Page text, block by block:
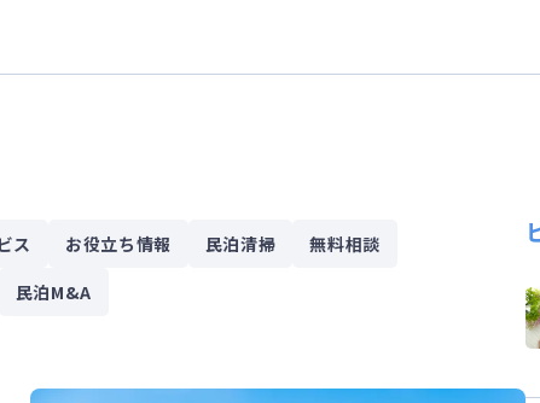
ス お役立ち情報 民泊清掃
無料相談
民泊M&A